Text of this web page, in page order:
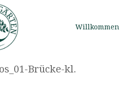
Willkommen
Brücke-kl.